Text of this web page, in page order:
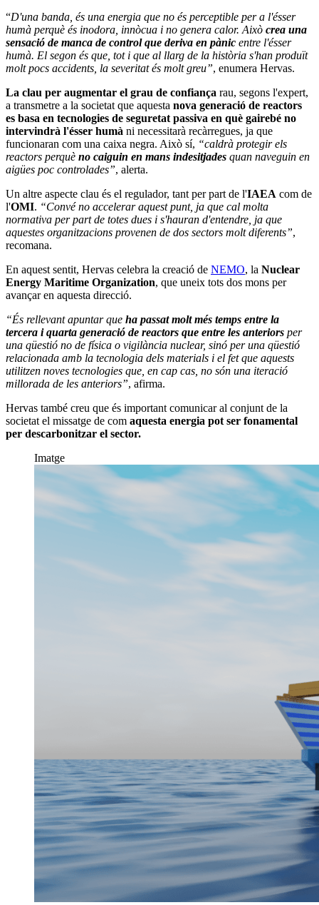
“D'una banda, és una energia que no és perceptible per a l'ésser
humà perquè és inodora, innòcua i no genera calor. Això crea una
sensació de manca de control que deriva en pànic entre l'ésser
humà. El segon és que, tot i que al llarg de la història s'han produït
molt pocs accidents, la severitat és molt greu”, enumera Hervas.
La clau per augmentar el grau de confiança rau, segons l'expert,
a transmetre a la societat que aquesta nova generació de reactors
es basa en tecnologies de seguretat passiva en què gairebé no
intervindrà l'ésser humà ni necessitarà recàrregues, ja que
funcionaran com una caixa negra. Això sí, “caldrà protegir els
reactors perquè no caiguin en mans indesitjades quan naveguin en
aigües poc controlades”, alerta.
Un altre aspecte clau és el regulador, tant per part de l'IAEA com de
l'OMI. “Convé no accelerar aquest punt, ja que cal molta
normativa per part de totes dues i s'hauran d'entendre, ja que
aquestes organitzacions provenen de dos sectors molt diferents”,
recomana.
En aquest sentit, Hervas celebra la creació de NEMO, la Nuclear
Energy Maritime Organization, que uneix tots dos mons per
avançar en aquesta direcció.
“És rellevant apuntar que ha passat molt més temps entre la
tercera i quarta generació de reactors que entre les anteriors per
una qüestió no de física o vigilància nuclear, sinó per una qüestió
relacionada amb la tecnologia dels materials i el fet que aquests
utilitzen noves tecnologies que, en cap cas, no són una iteració
millorada de les anteriors”, afirma.
Hervas també creu que és important comunicar al conjunt de la
societat el missatge de com aquesta energia pot ser fonamental
per descarbonitzar el sector.
Imatge